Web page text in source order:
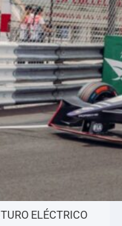
ELÉCTRICO